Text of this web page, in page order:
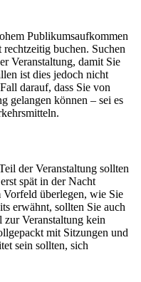
Publikumsaufkommen
buchen. Suchen
Veranstaltung, damit Sie
ist dies jedoch nicht
darauf, dass Sie von
gelangen können – sei es
der Veranstaltung sollten
spät in der Nacht
Vorfeld überlegen, wie Sie
erwähnt, sollten Sie auch
zur Veranstaltung kein
mit Sitzungen und
sein sollten, sich